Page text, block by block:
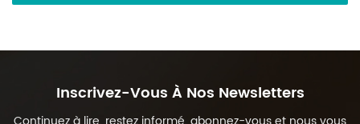
Inscrivez-Vous À Nos Newsletters